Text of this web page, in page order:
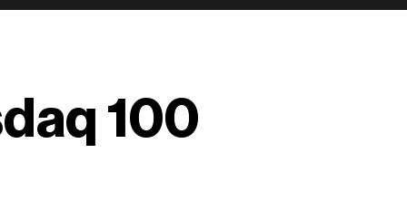
100